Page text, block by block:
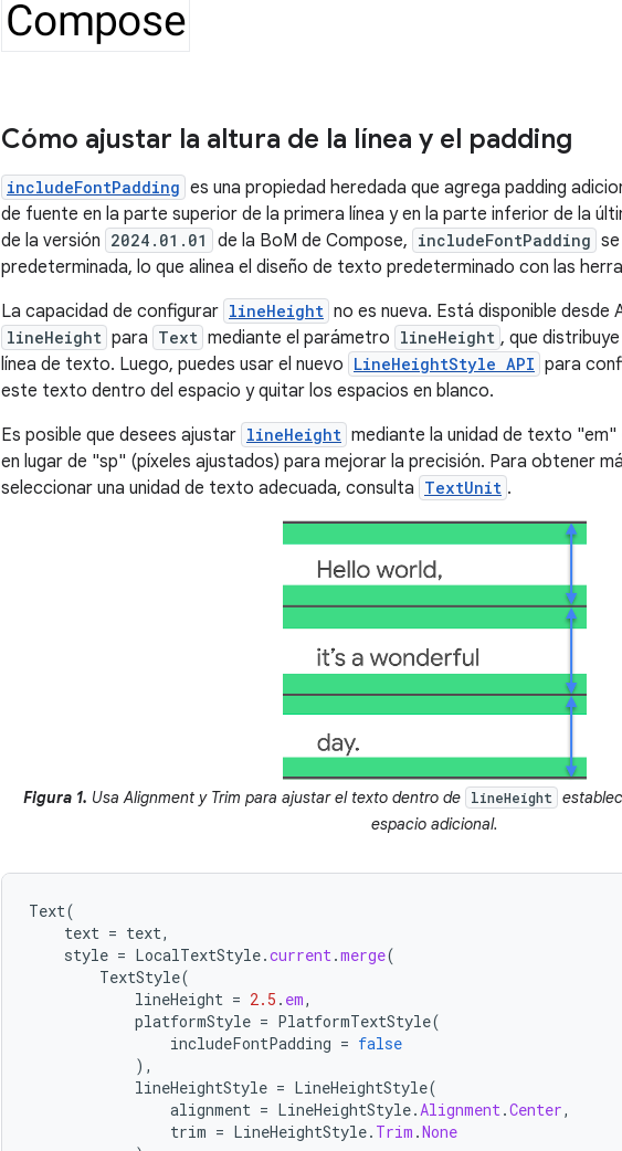
Cómo ajustar la altura de la línea y el padding
includeFontPadding es una propiedad heredada que agrega padding
de fuente en la parte superior de la primera línea y en la parte inferior de la
de la versión 2024.01.01 de la BoM de Compose, includeFontPadding
predeterminada, lo que alinea el diseño de texto predeterminado con las
La capacidad de configurar lineHeight no es nueva. Está disponible desde
lineHeight para Text mediante el parámetro lineHeight , que
línea de texto. Luego, puedes usar el nuevo LineHeightStyle API para
este texto dentro del espacio y quitar los espacios en blanco.
Es posible que desees ajustar lineHeight mediante la unidad de texto
en lugar de "sp" (píxeles ajustados) para mejorar la precisión. Para obtener
seleccionar una unidad de texto adecuada, consulta TextUnit .
Figura 1. Usa Alignment y Trim para ajustar el texto dentro de lineHeight
espacio adicional.
Text(
text = text,
style = LocalTextStyle.current .merge(
TextStyle(
lineHeight = 2.5 . em,
platformStyle = PlatformTextStyle(
includeFontPadding = false
),
lineHeightStyle = LineHeightStyle(
alignment = LineHeightStyle. Alignment .Center,
trim = LineHeightStyle. Trim .None